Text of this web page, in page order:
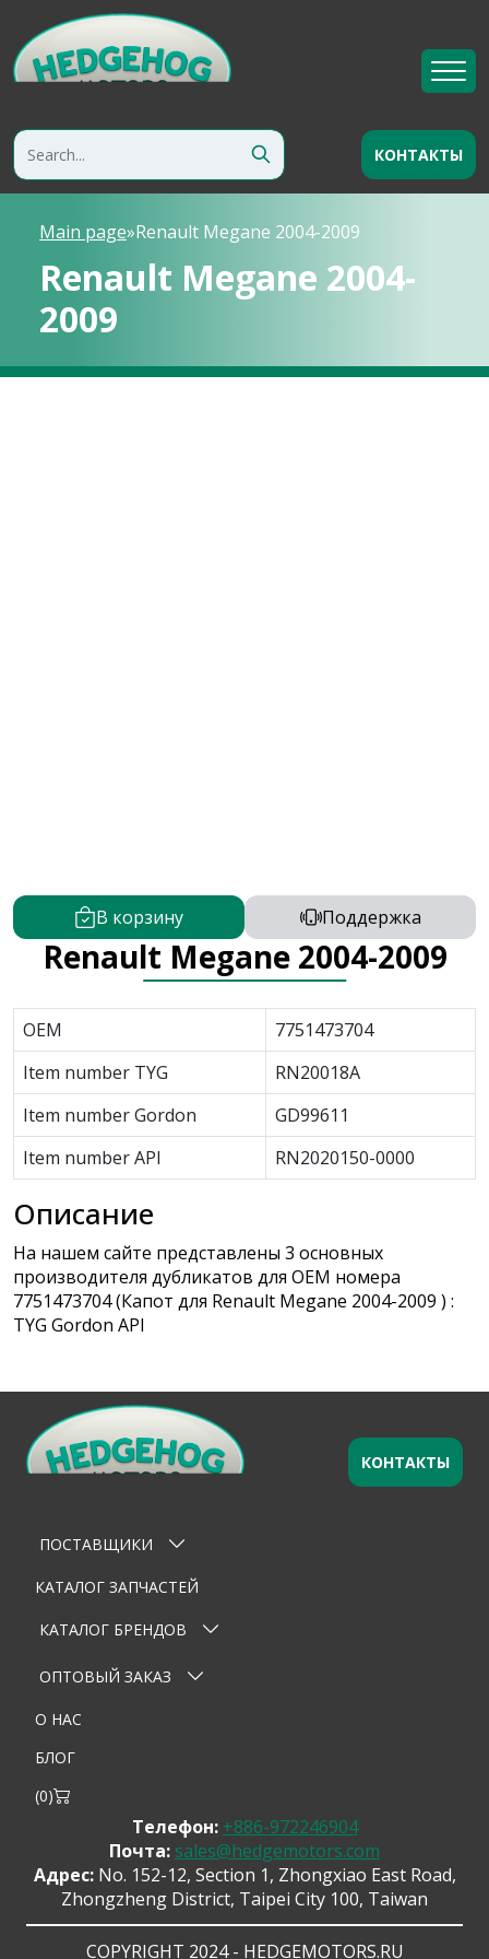
КОНТАКТЫ
Main page»Renault Megane 2004-2009
Renault Megane 2004-
2009
В корзину Поддержка
Renault Megane 2004-2009
OEM
7751473704
Item number TYG
RN20018A
Item number Gordon
GD99611
Item number API
RN2020150-0000
Описание
На нашем сайте представлены 3 основных
производителя дубликатов для OEM номера
7751473704 (Капот для Renault Megane 2004-2009 ) :
TYG Gordon API
Оставьте заявку ×
Тема
Отправить сообщение
ПОСТАВЩИКИ
КАТАЛОГ ЗАПЧАСТЕЙ
КАТАЛОГ БРЕНДОВ
ОПТОВЫЙ ЗАКАЗ
О НАС
БЛОГ
(0)
КОНТАКТЫ
Телефон: +886-972246904
Почта: sales@hedgemotors.com
Адрес:No. 152-12, Section 1, Zhongxiao East Road,
Zhongzheng District, Taipei City 100, Taiwan
COPYRIGHT 2024 - HEDGEMOTORS.RU